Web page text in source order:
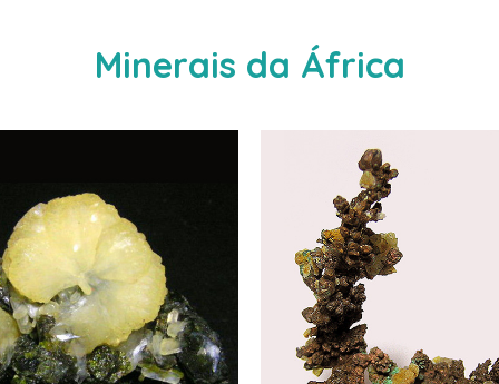
Minerais da África